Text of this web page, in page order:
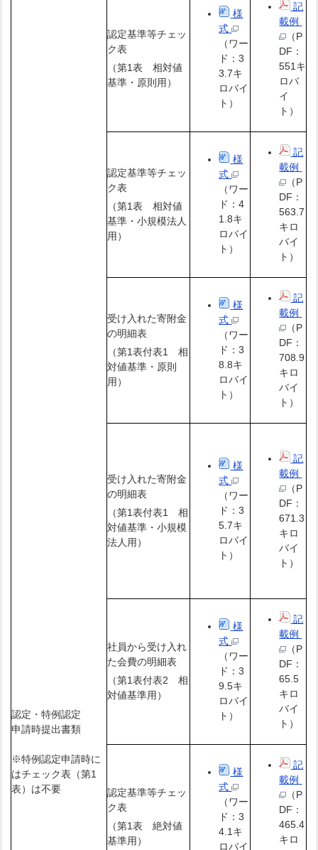
認定・特例認定
申請時提出書類
※特例認定申請時に
はチェック表（第1
表）は不要
認定基準等チェッ
ク表
（第1表 相対値
基準・原則用）
様
式
（ワー
ド：3
3.7キ
ロバイ
ト）
記
載例
（P
DF：
551キ
ロバ
イ
ト）
認定基準等チェッ
ク表
（第1表 相対値
基準・小規模法人
用）
様
式
（ワー
ド：4
1.8キ
ロバイ
ト）
記
載例
（P
DF：
563.7
キロ
バイ
ト）
受け入れた寄附金
の明細表
（第1表付表1 相
対値基準・原則
用）
様
式
（ワー
ド：3
8.8キ
ロバイ
ト）
記
載例
（P
DF：
708.9
キロ
バイ
ト）
受け入れた寄附金
の明細表
（第1表付表1 相
対値基準・小規模
法人用）
様
式
（ワー
ド：3
5.7キ
ロバイ
ト）
記
載例
（P
DF：
671.3
キロ
バイ
ト）
社員から受け入れ
た会費の明細表
（第1表付表2 相
対値基準用）
様
式
（ワー
ド：3
9.5キ
ロバイ
ト）
記
載例
（P
DF：
65.5
キロ
バイ
ト）
認定基準等チェッ
ク表
（第1表 絶対値
基準用）
様
式
（ワー
ド：3
4.1キ
ロバイ
記
載例
（P
DF：
465.4
キロ